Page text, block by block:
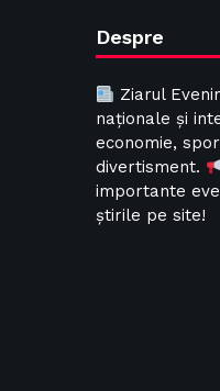
Despre
Ziarul
naționale și
economie,
divertisment.
importante
știrile pe site!